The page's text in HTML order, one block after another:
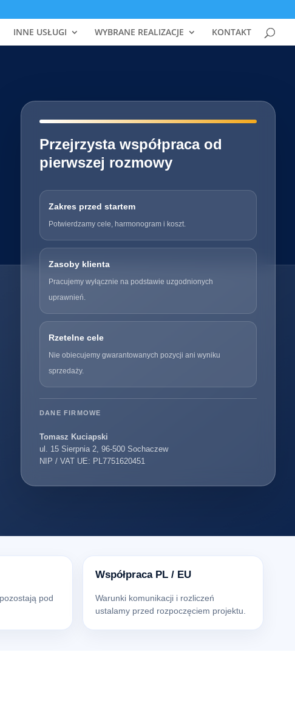
INNE USŁUGI WYBRANE REALIZACJE KONTAKT
━━━━━━━━━━━━━━━━━━━━━━━━━━━━
Przejrzysta współpraca od
pierwszej rozmowy
Zakres przed startem
Potwierdzamy cele, harmonogram i koszt.
Zasoby klienta
Pracujemy wyłącznie na podstawie uzgodnionych
uprawnień.
Rzetelne cele
Nie obiecujemy gwarantowanych pozycji ani wyniku
sprzedaży.
DANE FIRMOWE
Tomasz Kuciapski
ul. 15 Sierpnia 2, 96-500 Sochaczew
NIP / VAT UE: PL7751620451
pod
Współpraca PL / EU
Warunki komunikacji i rozliczeń
ustalamy przed rozpoczęciem projektu.